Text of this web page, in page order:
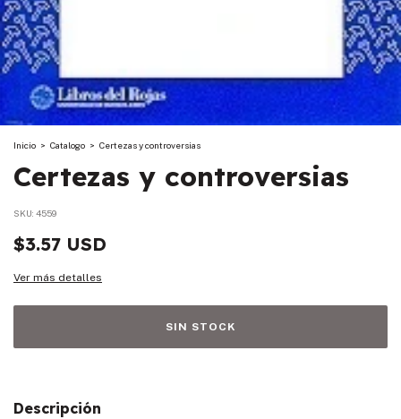
Inicio > Catalogo > Certezas y controversias
Certezas y controversias
SKU: 4559
$3.57 USD
Ver más detalles
Descripción